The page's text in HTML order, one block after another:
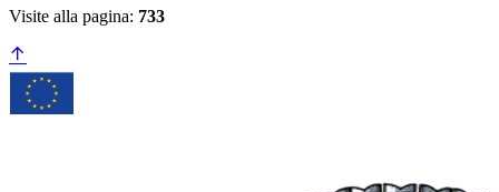
Visite alla pagina: 733